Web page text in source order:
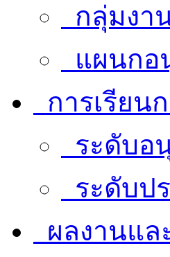
กลุ่มงา
แผนกอ
การเรียน
ระดับอ
ระดับป
ผลงานแล